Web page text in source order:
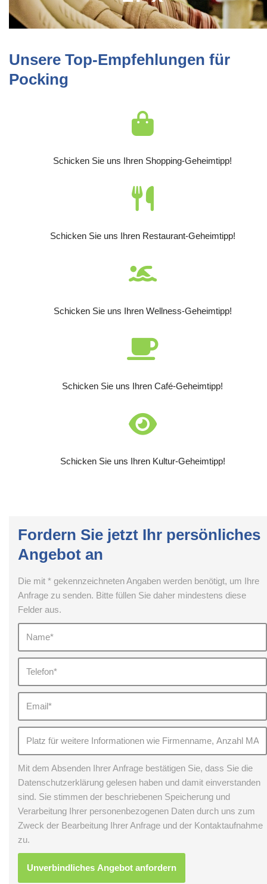
Unsere Top-Empfehlungen für
Pocking
Schicken Sie uns Ihren Shopping-Geheimtipp!
Schicken Sie uns Ihren Restaurant-Geheimtipp!
Schicken Sie uns Ihren Wellness-Geheimtipp!
Schicken Sie uns Ihren Café-Geheimtipp!
Schicken Sie uns Ihren Kultur-Geheimtipp!
Fordern Sie jetzt Ihr persönliches
Angebot an
Die mit * gekennzeichneten Angaben werden benötigt, um Ihre
Anfrage zu senden. Bitte füllen Sie daher mindestens diese
Felder aus.
Mit dem Absenden Ihrer Anfrage bestätigen Sie, dass Sie die
Datenschutzerklärung gelesen haben und damit einverstanden
sind. Sie stimmen der beschriebenen Speicherung und
Verarbeitung Ihrer personenbezogenen Daten durch uns zum
Zweck der Bearbeitung Ihrer Anfrage und der Kontaktaufnahme
zu.